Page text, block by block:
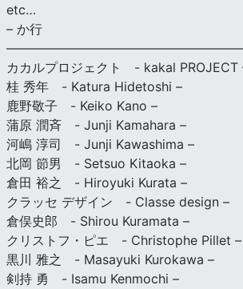
etc…
– か行
カカルプロジェクト - kakal PROJECT
桂 秀年 - Katura Hidetoshi –
鹿野敬子 - Keiko Kano –
蒲原 潤斉 - Junji Kamahara –
河嶋 淳司 - Junji Kawashima –
北岡 節男 - Setsuo Kitaoka –
倉田 裕之 - Hiroyuki Kurata –
クラッセ デザイン - Classe design –
倉俣史郎 - Shirou Kuramata –
クリストフ・ピエ - Christophe Pillet –
黒川 雅之 - Masayuki Kurokawa –
剣持 勇 - Isamu Kenmochi –